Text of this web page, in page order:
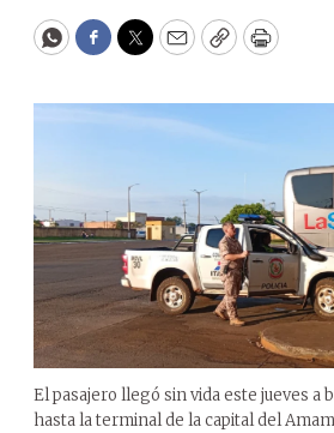
WhatsApp
Facebook
Twitter
EmailCopyPrint
El pasajero llegó sin vida este jueves a
hasta la terminal de la capital del